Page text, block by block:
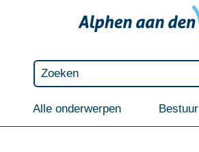
Alle onderwerpen